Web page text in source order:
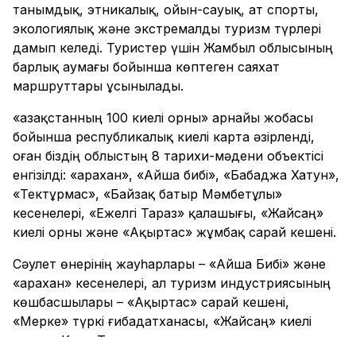
танымдық, этникалық, ойын-сауық, ат спорты,
экологиялық және экстремалды туризм түрлері
дамып келеді. Туристер үшін Жамбыл облысының
барлық аумағы бойынша көптеген саяхат
маршруттары ұсынылады.
«Қазақстанның 100 киелі орны» арнайы жобасы
бойынша республикалық киелі карта әзірленді,
оған біздің облыстың 8 тарихи-мәдени объектісі
енгізілді: «Қарахан», «Айша бибі», «Бабаджа Хатун»,
«Тектұрмас», «Байзақ батыр Мәмбетұлы»
кесенелері, «Ежелгі Тараз» қалашығы, «Жайсаң»
киелі орны және «Ақыртас» жұмбақ сарай кешені.
Сәулет өнерінің жауһарлары – «Айша Бибі» және
«Қарахан» кесенелері, ал туризм индустриясының
көшбасшылары – «Ақыртас» сарай кешені,
«Мерке» түркі ғибадатханасы, «Жайсаң» киелі